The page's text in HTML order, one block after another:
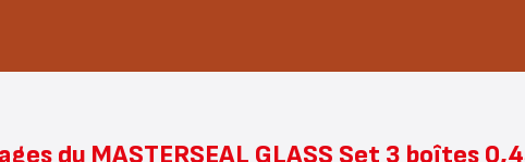
du MASTERSEAL GLASS Set 3 boîtes